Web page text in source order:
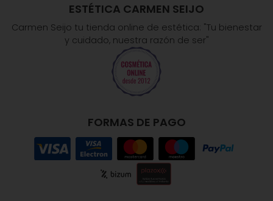
ESTÉTICA CARMEN SEIJO
Carmen Seijo tu tienda online de estética: "Tu bienestar
y cuidado, nuestra razón de ser"
FORMAS DE PAGO